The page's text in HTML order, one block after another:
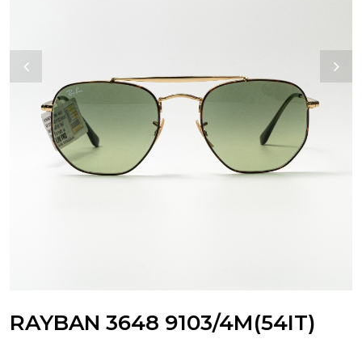
RAYBAN 3648 9103/4M(54IT)